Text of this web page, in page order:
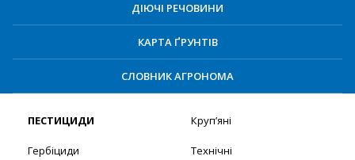
ДІЮЧІ РЕЧОВИНИ
КАРТА ҐРУНТІВ
СЛОВНИК АГРОНОМА
ПЕСТИЦИДИ
Гербіциди
Круп’яні
Технічні